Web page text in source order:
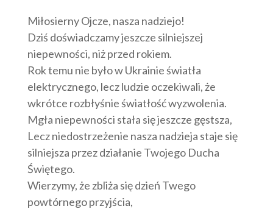
Miłosierny Ojcze, nasza nadziejo!
Dziś doświadczamy jeszcze silniejszej
niepewności, niż przed rokiem.
Rok temu nie było w Ukrainie światła
elektrycznego, lecz ludzie oczekiwali, że
wkrótce rozbłyśnie światłość wyzwolenia.
Mgła niepewności stała się jeszcze gęstsza,
Lecz niedostrzeżenie nasza nadzieja staje się
silniejsza przez działanie Twojego Ducha
Świętego.
Wierzymy, że zbliża się dzień Twego
powtórnego przyjścia,